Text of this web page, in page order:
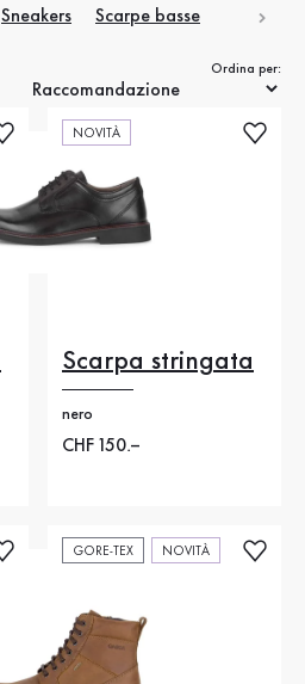
Sneakers Scarpe basse
Ordina per:
NOVITÀ
Scarpa stringata
nero
Nuovo prezzo
CHF 150.–
GORE-TEX NOVITÀ